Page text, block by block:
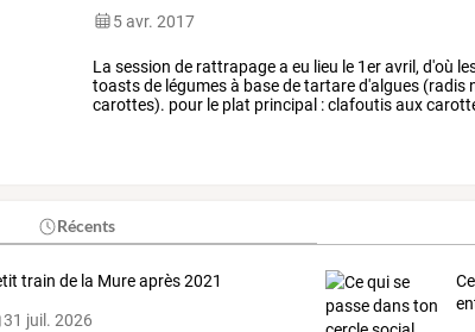
5 avr. 2017
La session de rattrapagea eu lieu le 1eravril, d'où
toastsde légumesà basedetartared'algues (radis
carottes). pour le plat principal :clafoutisaux
Récents
train de la Mure après 2021
31 juil. 2026